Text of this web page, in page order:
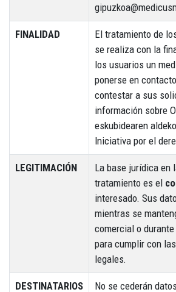
FINALIDAD
El tratamiento de
se realiza con la
los usuarios un
ponerse en
contestar a sus
información sobre
eskubidearen
Iniciativa por el
LEGITIMACIÓN
La base jurídica en
tratamiento es el
interesado. Sus
mientras se
comercial o
para cumplir con
legales.
DESTINATARIOS
No se cederán